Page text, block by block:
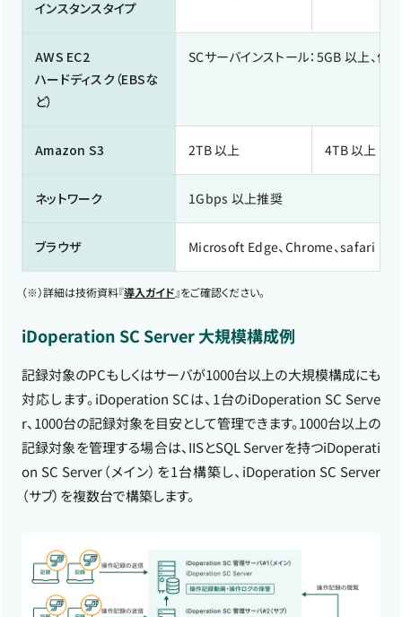
インスタンスタイプ
AWS EC2
ハードディスク（EBSな
ど）
SCサーバインストール：5GB 以上、作
Amazon S3 2TB 以上 4TB 以上
ネットワーク 1Gbps 以上推奨
ブラウザ Microsoft Edge、Chrome、safari
（※）詳細は技術資料『導入ガイド』をご確認ください。
iDoperation SC Server 大規模構成例
記録対象のPCもしくはサーバが1000台以上の大規模構成にも
対応します。iDoperation SCは、1台のiDoperation SC Serve
r、1000台の記録対象を目安として管理できます。1000台以上の
記録対象を管理する場合は、IISとSQL Serverを持つiDoperati
on SC Server（メイン）を1台構築し、iDoperation SC Server
（サブ）を複数台で構築します。